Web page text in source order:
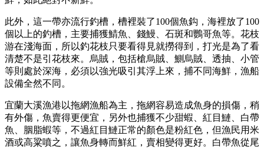
此外，這一帶亦流行釣槽，槽裡裝了100個魚鈎，海裡放了100
個以上的釣槽，主要捕獲鯖魚、錢鰻、石斑和鸚哥魚等。花枝
游在淺海面，所以釣花枝只要看得見就撈得到，打光是為了看
清楚不是引花枝來。烏賊，包括槍烏賊、鰂烏賊、透抽、小管
等則處於深海，必須以強光吸引其浮上來，捕不同海鮮，漁船
設備全然不同。
宜蘭大溪漁港以拖網漁船為主，拖網容易造成魚身的損傷，稍
有外傷，魚賣得更便宜，另外也捕獲不少甜蝦、紅目鰱、白帶
魚、胭脂蝦等，不過紅目鰱正常的顏色是粉紅色，但漁民用米
酒或高粱噴之，讓魚身轉而鮮紅，賣相變得更好。白帶魚從尾